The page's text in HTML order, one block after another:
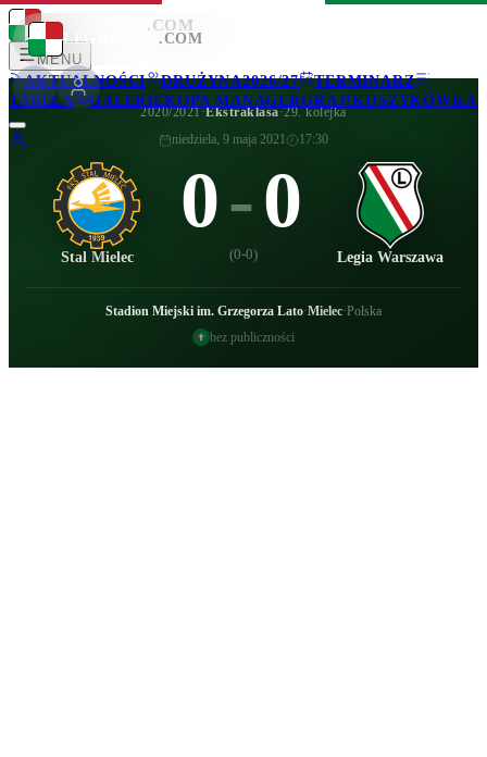
LEGIONISCI .COM
MENU
AKTUALNOŚCI
DRUŻYNA2026/27
TERMINARZ
TABELA
GALERIEKOPA MANAGERGRAJ!KOSZYKÓWKA
LEGIONISCI .COM
2020/2021·Ekstraklasa·29. kolejka
niedziela, 9 maja 2021
17:30
Stal Mielec
0-0
(0-0) Legia Warszawa
Stadion Miejski im. Grzegorza Lato·Mielec·Polska
bez publiczności